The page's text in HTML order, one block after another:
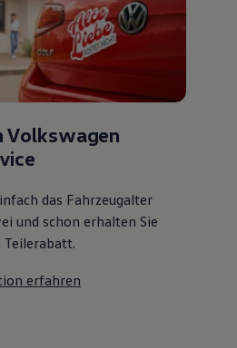
das Fahrzeugalter
und schon erhalten Sie
Teilerabatt.
erfahren